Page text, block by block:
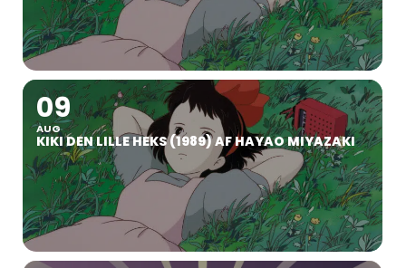
09
AUG
KIKI DEN LILLE HEKS (1989) AF HAYAO MIYAZAKI